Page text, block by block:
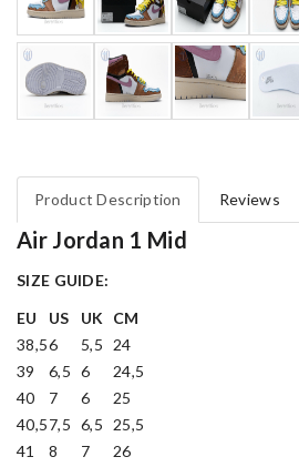
Product Description Reviews
Air Jordan 1 Mid
SIZE GUIDE:
EU
US UK
CM
38,56 5,5
24
39
6,5 6
24,5
40
7 6
25
40,57,5 6,5
25,5
41
8 7
26